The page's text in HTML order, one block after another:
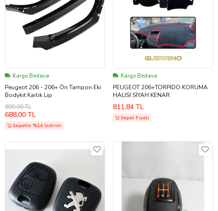
Kargo Bedava
Peugeot 206 - 206+ Ön Tampon Eki
Bodykit Karlık Lip
800,00 TL
688,00 TL
Sepette %14 İndirim
Kargo Bedava
PEUGEOT 206+TORPİDO KORUMA
HALISI SİYAH KENAR
811,84 TL
Sepet Fiyatı